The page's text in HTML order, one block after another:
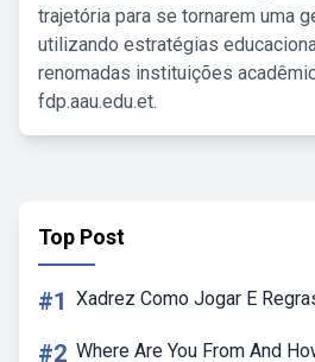
trajetória para se tornarem uma
utilizando estratégias
renomadas instituições
fdp.aau.edu.et.
Top Post
#1 Xadrez Como Jogar E
#2 Where Are You From And